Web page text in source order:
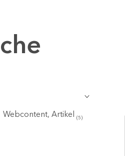
Webcontent, Artikel (5)